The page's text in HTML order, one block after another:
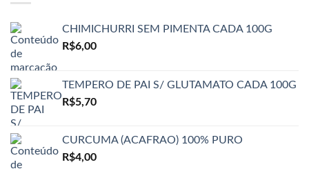
CHIMICHURRI SEM PIMENTA CADA 100G
R$6,00
TEMPERO DE PAI S/ GLUTAMATO CADA 100G
R$5,70
CURCUMA (ACAFRAO) 100% PURO
R$4,00